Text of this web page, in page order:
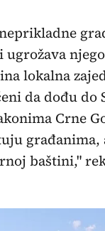
ugrožava
lokalna
da dođu do
Crne
baštini,"